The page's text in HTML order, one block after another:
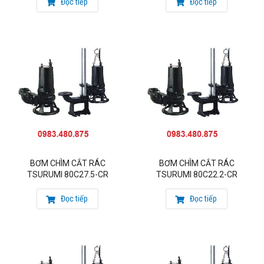
bôi trơn liên tục, nâng cao tuổi thọ cho máy bơm. (Sáng
Nhà sản xuất: Tsurumi – Japan
BƠM CHÌM CẮT RÁC
TSURUMI 80C27.5-CR
Đọc tiếp
BƠM CHÌM CẮT RÁC
TSURUMI 80C22.2-CR
Đọc tiếp